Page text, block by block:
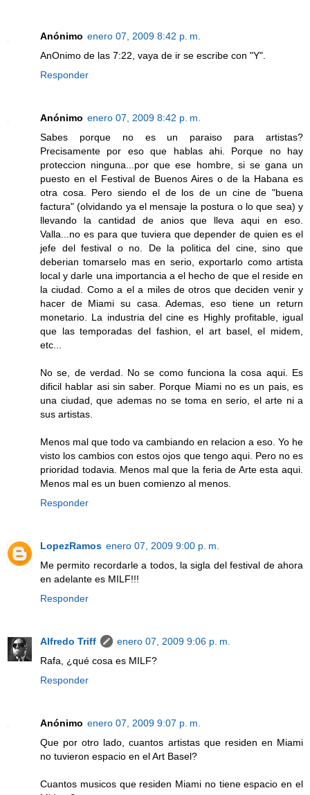
Anónimo enero 07, 2009 8:42 p. m.
AnOnimo de las 7:22, vaya de ir se escribe con "Y".
Responder
Anónimo enero 07, 2009 8:42 p. m.
Sabes porque no es un paraiso para artistas?
Precisamente por eso que hablas ahi. Porque no hay
proteccion ninguna...por que ese hombre, si se gana un
puesto en el Festival de Buenos Aires o de la Habana es
otra cosa. Pero siendo el de los de un cine de "buena
factura" (olvidando ya el mensaje la postura o lo que sea) y
llevando la cantidad de anios que lleva aqui en eso.
Valla...no es para que tuviera que depender de quien es el
jefe del festival o no. De la politica del cine, sino que
deberian tomarselo mas en serio, exportarlo como artista
local y darle una importancia a el hecho de que el reside en
la ciudad. Como a el a miles de otros que deciden venir y
hacer de Miami su casa. Ademas, eso tiene un return
monetario. La industria del cine es Highly profitable, igual
que las temporadas del fashion, el art basel, el midem,
etc...
No se, de verdad. No se como funciona la cosa aqui. Es
dificil hablar asi sin saber. Porque Miami no es un pais, es
una ciudad, que ademas no se toma en serio, el arte ni a
sus artistas.
Menos mal que todo va cambiando en relacion a eso. Yo he
visto los cambios con estos ojos que tengo aqui. Pero no es
prioridad todavia. Menos mal que la feria de Arte esta aqui.
Menos mal es un buen comienzo al menos.
Responder
LopezRamos enero 07, 2009 9:00 p. m.
Me permito recordarle a todos, la sigla del festival de ahora
en adelante es MILF!!!
Responder
Alfredo Triff
enero 07, 2009 9:06 p. m.
Rafa, ¿qué cosa es MILF?
Responder
Anónimo enero 07, 2009 9:07 p. m.
Que por otro lado, cuantos artistas que residen en Miami
no tuvieron espacio en el Art Basel?
Cuantos musicos que residen Miami no tiene espacio en el